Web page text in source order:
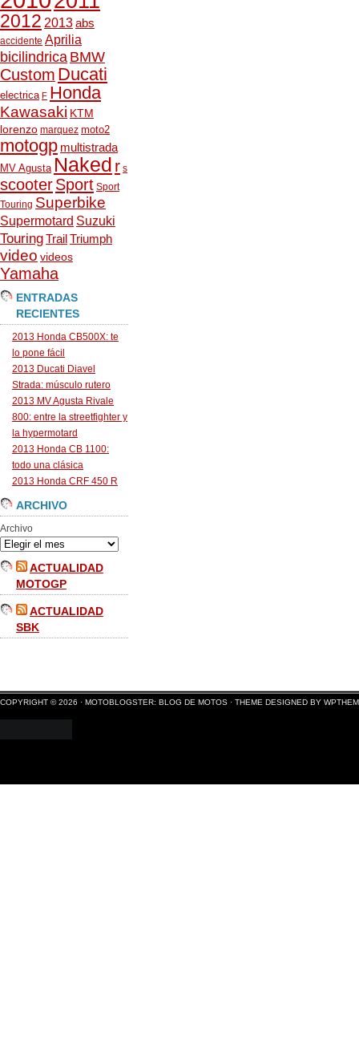
2012 2013abs
accidente Aprilia
bicilindrica BMW
Custom Ducati
electrica F Honda
Kawasaki KTM
lorenzo marquez moto2
motogp multistrada
MV Agusta Naked r s
scooterSport Sport
Touring Superbike
Supermotard Suzuki
TouringTrailTriumph
video videos
Yamaha
ENTRADAS
RECIENTES
2013 Honda CB500X: te
lo pone fácil
2013 Ducati Diavel
Strada: músculo rutero
2013 MV Agusta Rivale
800: entre la streetfighter y
la hypermotard
2013 Honda CB 1100:
todo una clásica
2013 Honda CRF 450 R
ARCHIVO
Archivo
ACTUALIDAD
MOTOGP
ACTUALIDAD
SBK
COPYRIGHT © 2026 · MOTOBLOGSTER: BLOG DE MOTOS · THEME DESIGNED BY